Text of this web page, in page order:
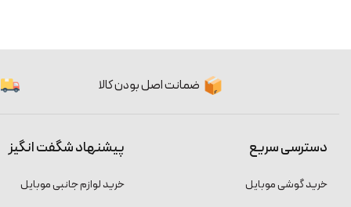
ضمانت اصل بودن کالا
دسترسی سریع
خرید گوشی موبایل
پیشنهاد شگفت انگیز
خرید لوازم جانبی موبایل